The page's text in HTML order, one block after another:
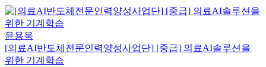
윤용욱
[의료AI반도체전문인력양성사업단] [중급] 의료AI솔루션을
위한 기계학습